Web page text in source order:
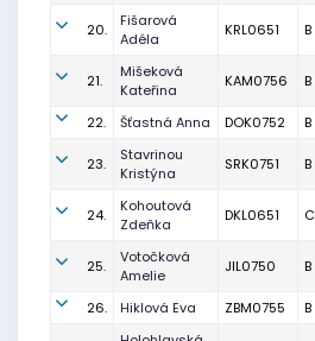
20.
Fišarová
Adéla
KRL0651 B
21.
Mišeková
Kateřina
KAM0756 B
22. Šťastná Anna DOK0752 B
23.
Stavrinou
Kristýna
SRK0751 B
24.
Kohoutová
Zdeňka
DKL0651 C
25.
Votočková
Amelie
JIL0750 B
26. Hiklová Eva ZBM0755 B